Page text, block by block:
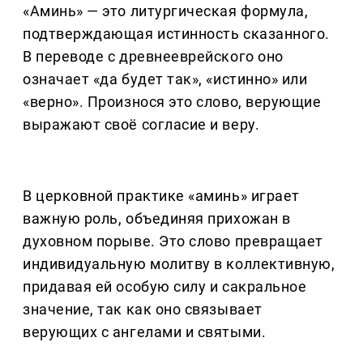
«Аминь» — это литургическая формула,
подтверждающая истинность сказанного.
В переводе с древнееврейского оно
означает «да будет так», «истинно» или
«верно». Произнося это слово, верующие
выражают своё согласие и веру.
В церковной практике «аминь» играет
важную роль, объединяя прихожан в
духовном порыве. Это слово превращает
индивидуальную молитву в коллективную,
придавая ей особую силу и сакральное
значение, так как оно связывает
верующих с ангелами и святыми.